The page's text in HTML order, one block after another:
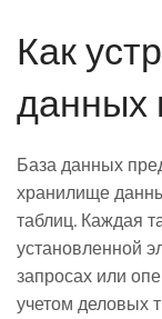
Как
данных
База данных
хранилище
таблиц. Каждая
установленной
запросах или
учетом деловых